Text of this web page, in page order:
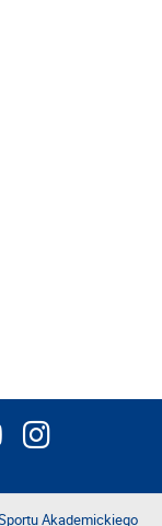
Akademickiego